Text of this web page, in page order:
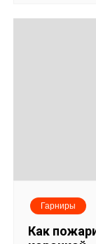
м
Гарниры
Как